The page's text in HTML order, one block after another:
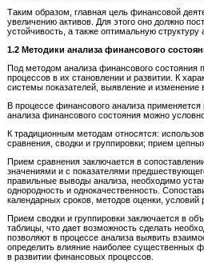
Таким образом, главная цель финансовой
увеличению активов. Для этого оно должно
устойчивость, а также оптимальную структуру
1.2 Методики анализа финансового
Под методом анализа финансового состояния
процессов в их становлении и развитии. К
системы показателей, выявление и
В процессе финансового анализа
анализа финансового состояния можно
К традиционным методам относятся:
сравнения, сводки и группировки; прием
Прием сравнения заключается в
значениями и с показателями
правильные выводы анализа, необходимо
однородность и однокачественность.
календарных сроков, методов оценки,
Прием сводки и группировки заключается в
таблицы, что дает возможность сделать
позволяют в процессе анализа выявить
определить влияние наиболее существенных
в развитии финансовых процессов.